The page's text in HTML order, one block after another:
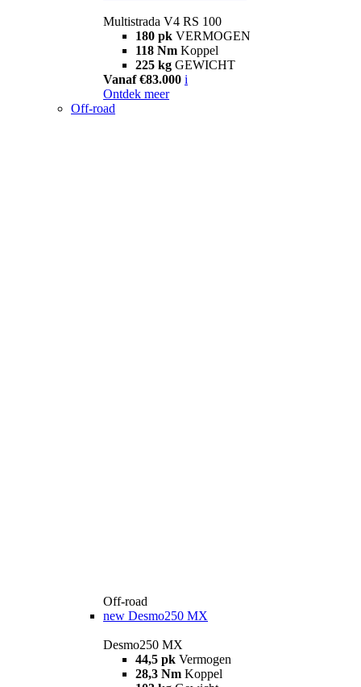
Multistrada V4 RS 100
180 pk VERMOGEN
118 Nm Koppel
225 kg GEWICHT
Vanaf €83.000 i
Ontdek meer
Off-road
Off-road
new Desmo250 MX
Desmo250 MX
44,5 pk Vermogen
28,3 Nm Koppel